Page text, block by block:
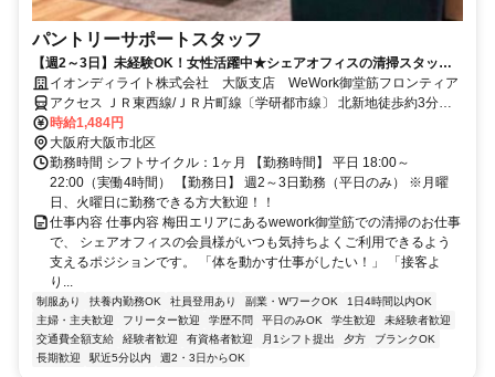
パントリーサポートスタッフ
【週2～3日】未経験OK！女性活躍中★シェアオフィスの清掃スタッフ
募集！18時以降の4時間勤務★有効活用しませんか
イオンディライト株式会社 大阪支店 WeWork御堂筋フロンティア
アクセス ＪＲ東西線/ＪＲ片町線〔学研都市線〕 北新地徒歩約3分、
OsakaMetro谷町線 東梅田9番口徒歩約5分、OsakaMetro四つ橋線 西
梅田7-B口徒歩約6分 (徒歩)JR大阪→10分 東梅田→5分 JR北新地→4
分
時給1,484円
大阪府大阪市北区
勤務時間 シフトサイクル：1ヶ月 【勤務時間】 平日 18:00～
22:00（実働4時間） 【勤務日】 週2～3日勤務（平日のみ） ※月曜
日、火曜日に勤務できる方大歓迎！！
仕事内容 仕事内容 梅田エリアにあるwework御堂筋での清掃のお仕事
で、 シェアオフィスの会員様がいつも気持ちよくご利用できるよう
支えるポジションです。 「体を動かす仕事がしたい！」 「接客よ
り...
制服あり 扶養内勤務OK 社員登用あり 副業・WワークOK
1日4時間以内OK
主婦・主夫歓迎
フリーター歓迎 学歴不問 平日のみOK 学生歓迎
未経験者歓迎
交通費全額支給
経験者歓迎 有資格者歓迎 月1シフト提出 夕方
ブランクOK
長期歓迎
駅近5分以内 週2・3日からOK